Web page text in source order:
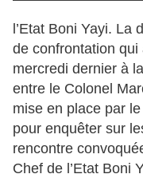
l’Etat Boni Yayi.
de confrontation
mercredi dernier à
entre le Colonel
mise en place par
pour enquêter sur
rencontre
Chef de l’Etat Boni